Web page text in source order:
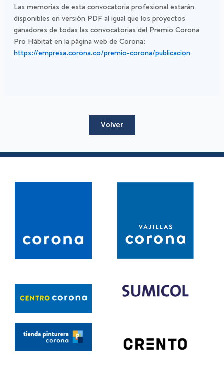
Las memorias de esta convocatoria profesional estarán
disponibles en versión PDF al igual que los proyectos
ganadores de todas las convocatorias del Premio Corona
Pro Hábitat en la página web de Corona:
https://empresa.corona.co/premio-corona/publicacion
Volver